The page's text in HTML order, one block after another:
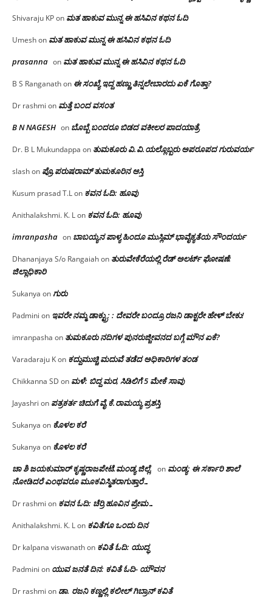
Shivaraju KPon ಮತ ಹಾಕುವ ಮುನ್ನ ಈ ಹಸಿವಿನ ಕಥನ ಓದಿ
Umeshon ಮತ ಹಾಕುವ ಮುನ್ನ ಈ ಹಸಿವಿನ ಕಥನ ಓದಿ
prasanna on ಮತ ಹಾಕುವ ಮುನ್ನ ಈ ಹಸಿವಿನ ಕಥನ ಓದಿ
B S Ranganathon ಈ ಸಂಖ್ಯೆ ಇದ್ದ ಹಣ್ಣು ತಿನ್ನಲೇಬಾರದು ಏಕೆ ಗೊತ್ತಾ?
Dr rashmi on ಮತ್ತೆ ಬಂದ ವಸಂತ
B N NAGESH on ಬೊಬ್ಬೆ ಬಂದರೂ ಬಿಡದ ವಕೀಲರ ಪಾದಯಾತ್ರೆ
Dr. B L Mukundappa on ತುಮಕೂರು‌ ವಿ.ವಿ.ಯಲ್ಲೊಬ್ಬರು ಅಪರೂಪದ ಗುರುವರ್ಯ
slashon ಪ್ರೊ.ಪರುಷರಾಮ್ ತುಮಕೂರಿನ ಆಸ್ತಿ
Kusum prasad T.Lon ಕವನ ಓದಿ: ಹೂವು
Anithalakshmi. K. Lon ಕವನ ಓದಿ: ಹೂವು
imranpasha on ಬಾಬಯ್ಯನ ಪಾಳ್ಯ ಹಿಂದೂ ಮುಸ್ಲಿಮ್ ಭಾವೈಕ್ಯತೆಯ ಸೌಂದರ್ಯ
Dhananjaya S/o Rangaiahon ತುರುವೇಕೆರೆಯಲ್ಲಿ ರೆಡ್ ಅಲರ್ಟ್ ಘೋಷಣೆ:
ಜಿಲ್ಲಾಧಿಕಾರಿ
Sukanya onಗುರು
Padmini on ಇವರೇ ನಮ್ಮ ಡಾಕ್ಟ್ರು; : ದೇವರೇ ಬಂದ್ರೂ ರಜನಿ ಡಾಕ್ಟರೇ ಹೇಳ್ ಬೇಕು!
imranpasha on ತುಮಕೂರು ನದಿಗಳ ಪುನರುಜ್ಜೀವನದ ಬಗ್ಗೆ ಮೌನ ಏಕೆ?
Varadaraju Kon ಕದ್ದುಮುಚ್ಚಿ ಮದುವೆ ತಡೆದ ಅಧಿಕಾರಿಗಳ ತಂಡ
Chikkanna SD on ಮಳೆ: ಬಿದ್ದ ಮರ, ಸಿಡಿಲಿಗೆ 5 ಮೇಕೆ ಸಾವು
Jayashri on ಪತ್ರಕರ್ತ ಚಿದುಗೆ ವೈ.ಕೆ.ರಾಮಯ್ಯ ಪ್ರಶಸ್ತಿ
Sukanya on ಕೊಳಲ ಕರೆ
Sukanya on ಕೊಳಲ ಕರೆ
ಚಾ ಶಿ ಜಯಕುಮಾರ್ ಕೃಷ್ಣರಾಜಪೇಟೆ.ಮಂಡ್ಯ ಜಿಲ್ಲೆ. on ಮಂಡ್ಯ: ಈ ಸರ್ಕಾರಿ ಶಾಲೆ
ನೋಡಿದರೆ ಎಂಥವರೂ ಮೂಕವಿಸ್ಮಿತರಾಗುತ್ತಾರೆ…
Dr rashmi on ಕವನ ಓದಿ: ಚೆರ್ರಿ ಹೂವಿನ ಪ್ರೇಮ…
Anithalakshmi. K. Lon ಕವಿತೆಗೂ ಒಂದು ದಿನ
Dr kalpana viswanathon ಕವಿತೆ ಓದಿ: ಯುದ್ಧ
Padmini on ಯುವ ಜನತೆ ದಿನ: ಕವಿತೆ ಓದಿ- ಯೌವನ
Dr rashmi on ಡಾ. ರಜನಿ‌ ಕಣ್ಣಲ್ಲಿ ಕಲೀಲ್ ಗಿಬ್ರಾನ್ ಕವಿತೆ